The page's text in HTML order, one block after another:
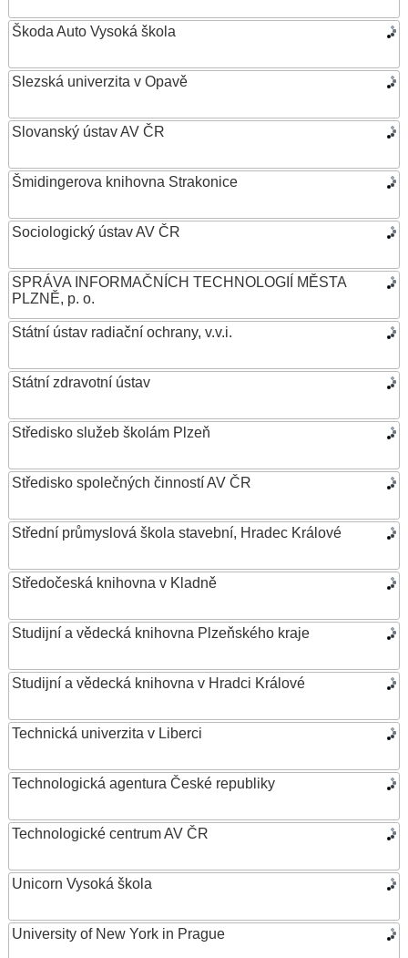
Škoda Auto Vysoká škola
Slezská univerzita v Opavě
Slovanský ústav AV ČR
Šmidingerova knihovna Strakonice
Sociologický ústav AV ČR
SPRÁVA INFORMAČNÍCH TECHNOLOGIÍ MĚSTA
PLZNĚ, p. o.
Státní ústav radiační ochrany, v.v.i.
Státní zdravotní ústav
Středisko služeb školám Plzeň
Středisko společných činností AV ČR
Střední průmyslová škola stavební, Hradec Králové
Středočeská knihovna v Kladně
Studijní a vědecká knihovna Plzeňského kraje
Studijní a vědecká knihovna v Hradci Králové
Technická univerzita v Liberci
Technologická agentura České republiky
Technologické centrum AV ČR
Unicorn Vysoká škola
University of New York in Prague